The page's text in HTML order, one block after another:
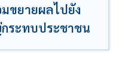
ขยายผลไปยัง
ระทบประชาชน